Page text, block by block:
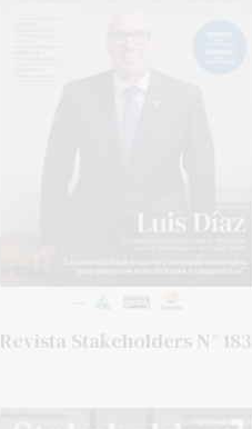
Revista Stakeholders N° 183